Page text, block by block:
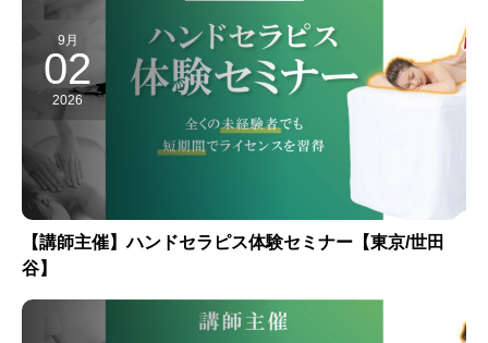
9月
02
2026
【講師主催】ハンドセラピス体験セミナー【東京/世田
谷】